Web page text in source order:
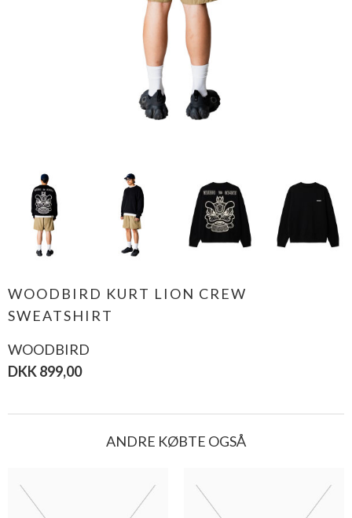
WOODBIRD KURT LION CREW
SWEATSHIRT
WOODBIRD
DKK 899,00
ANDRE KØBTE OGSÅ